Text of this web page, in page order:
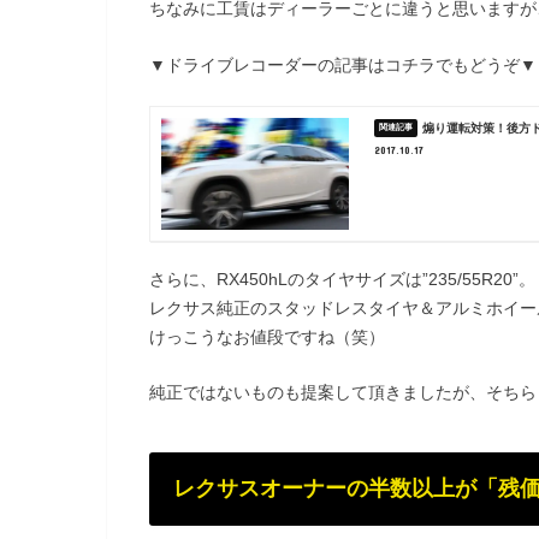
ちなみに工賃はディーラーごとに違うと思います
▼ドライブレコーダーの記事はコチラでもどうぞ▼
煽り運転対策！後方
2017.10.17
さらに、RX450hLのタイヤサイズは”235/55R20”。
レクサス純正のスタッドレスタイヤ＆アルミホイ
けっこうなお値段ですね（笑）
純正ではないものも提案して頂きましたが、そち
レクサスオーナーの半数以上が「残